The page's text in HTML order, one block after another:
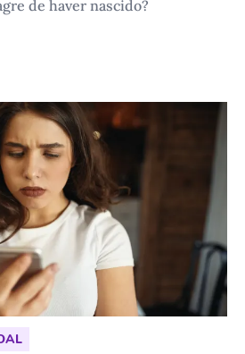
de haver nascido?